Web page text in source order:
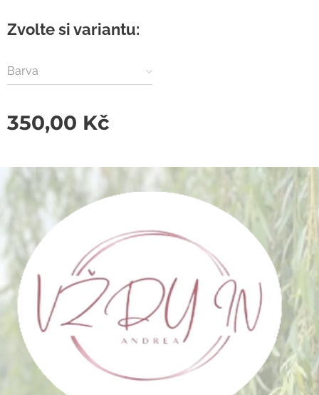
Zvolte si variantu:
Barva
350,00 Kč